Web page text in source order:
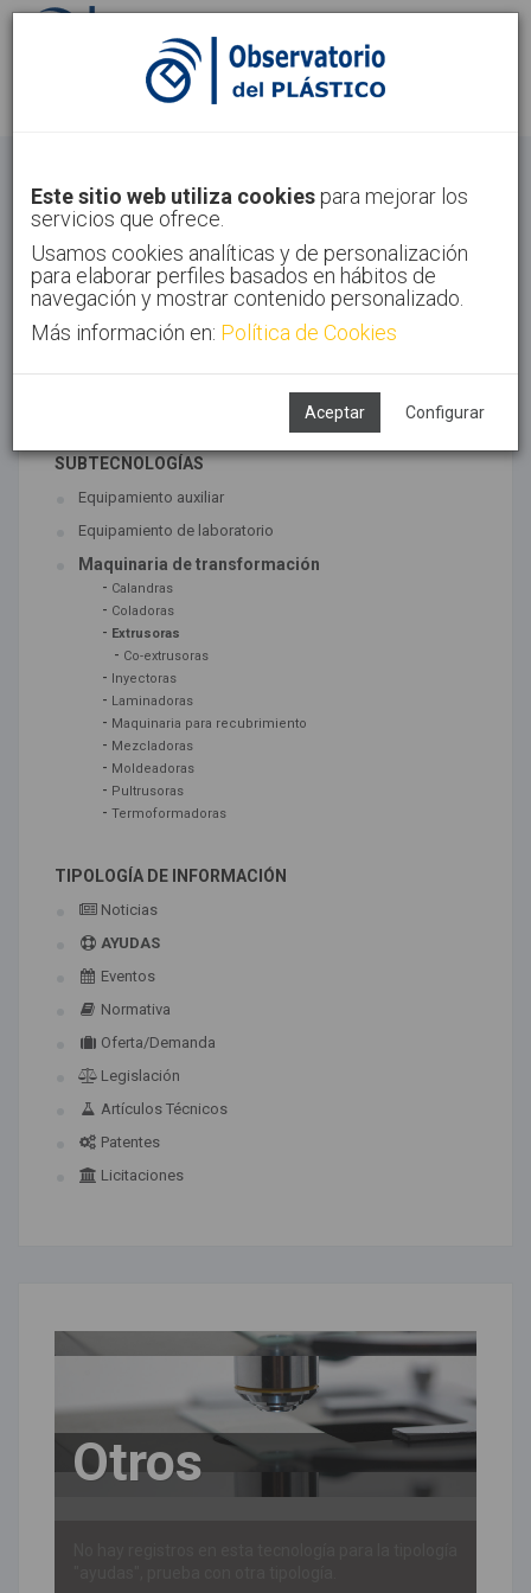
Identifícate Regístrate
Inicio Sectores Otros
Este sitio web utiliza cookies para mejorar los
servicios que ofrece.
Usamos cookies analíticas y de personalización
para elaborar perfiles basados en hábitos de
navegación y mostrar contenido personalizado.
Más información en: Política de Cookies
Aceptar Configurar
TECNOLOGÍAS ASOCIADAS
SUBTECNOLOGÍAS
Equipamiento auxiliar
Equipamiento de laboratorio
Maquinaria de transformación
- Calandras
- Coladoras
- Extrusoras
- Co-extrusoras
- Inyectoras
- Laminadoras
- Maquinaria para recubrimiento
- Mezcladoras
- Moldeadoras
- Pultrusoras
- Termoformadoras
TIPOLOGÍA DE INFORMACIÓN
Noticias
AYUDAS
Eventos
Normativa
Oferta/Demanda
Legislación
Artículos Técnicos
Patentes
Licitaciones
Otros